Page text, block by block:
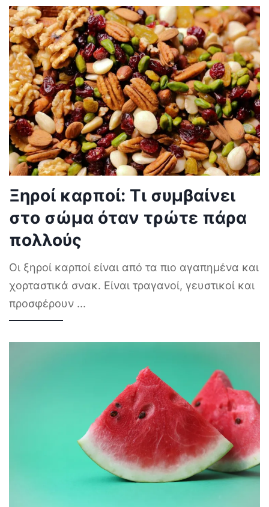
Ξηροί καρποί: Τι συμβαίνει
στο σώμα όταν τρώτε πάρα
πολλούς
Οι ξηροί καρποί είναι από τα πιο αγαπημένα και
χορταστικά σνακ. Είναι τραγανοί, γευστικοί και
προσφέρουν ...